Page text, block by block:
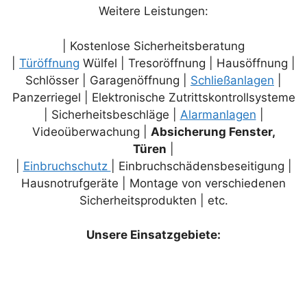
Weitere Leistungen:
| Kostenlose Sicherheitsberatung
Türöffnung Wülfel | Tresoröffnung | Hausöffnung |
Schlösser | Garagenöffnung | Schließanlagen
Panzerriegel | Elektronische Zutrittskontrollsysteme
| Sicherheitsbeschläge | Alarmanlagen
Videoüberwachung | Absicherung Fenster,
Türen
Einbruchschutz
| Einbruchschädensbeseitigung |
Hausnotrufgeräte | Montage von verschiedenen
Sicherheitsprodukten | etc.
Unsere Einsatzgebiete: